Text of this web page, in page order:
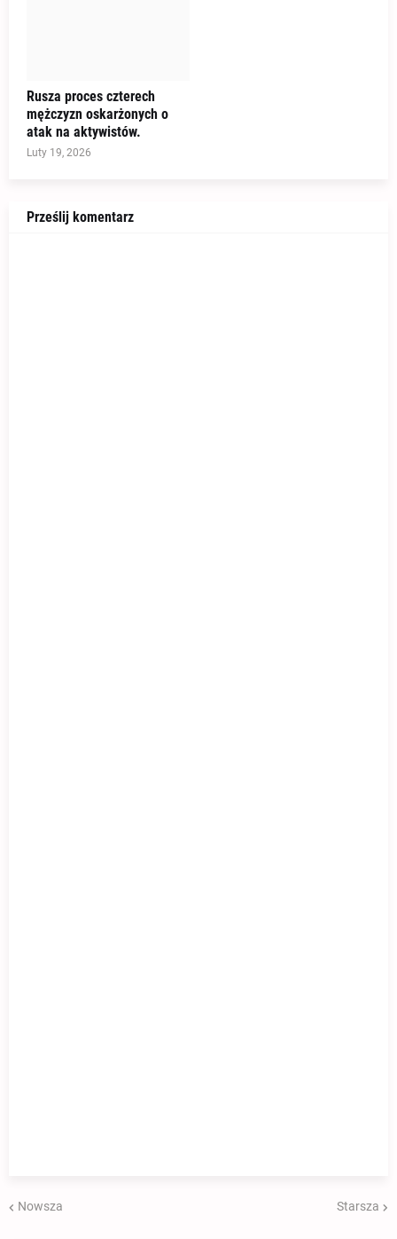
Rusza proces czterech
mężczyzn oskarżonych o
atak na aktywistów.
Luty 19, 2026
Prześlij komentarz
Nowsza Starsza